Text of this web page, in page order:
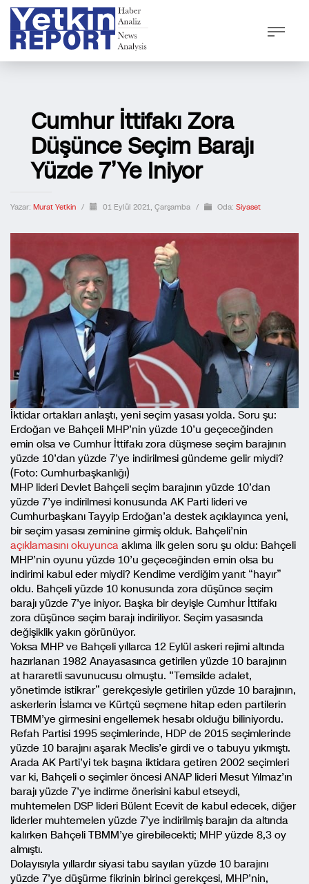
Cumhur İttifakı Zora
Düşünce Seçim Barajı
Yüzde 7’ye Iniyor
Yazar: Murat Yetkin / 01 Eylül 2021, Çarşamba / Oda: Siyaset
İktidar ortakları anlaştı, yeni seçim yasası yolda. Soru şu:
Erdoğan ve Bahçeli MHP’nin yüzde 10’u geçeceğinden
emin olsa ve Cumhur İttifakı zora düşmese seçim barajının
yüzde 10’dan yüzde 7’ye indirilmesi gündeme gelir miydi?
(Foto: Cumhurbaşkanlığı)
MHP lideri Devlet Bahçeli seçim barajının yüzde 10’dan
yüzde 7’ye indirilmesi konusunda AK Parti lideri ve
Cumhurbaşkanı Tayyip Erdoğan’a destek açıklayınca yeni,
bir seçim yasası zeminine girmiş olduk. Bahçeli’nin
açıklamasını okuyunca aklıma ilk gelen soru şu oldu: Bahçeli
MHP’nin oyunu yüzde 10’u geçeceğinden emin olsa bu
indirimi kabul eder miydi? Kendime verdiğim yanıt “hayır”
oldu. Bahçeli yüzde 10 konusunda zora düşünce seçim
barajı yüzde 7’ye iniyor. Başka bir deyişle Cumhur İttifakı
zora düşünce seçim barajı indiriliyor. Seçim yasasında
değişiklik yakın görünüyor.
Yoksa MHP ve Bahçeli yıllarca 12 Eylül askeri rejimi altında
hazırlanan 1982 Anayasasınca getirilen yüzde 10 barajının
at hararetli savunucusu olmuştu. “Temsilde adalet,
yönetimde istikrar” gerekçesiyle getirilen yüzde 10 barajının,
askerlerin İslamcı ve Kürtçü seçmene hitap eden partilerin
TBMM’ye girmesini engellemek hesabı olduğu biliniyordu.
Refah Partisi 1995 seçimlerinde, HDP de 2015 seçimlerinde
yüzde 10 barajını aşarak Meclis’e girdi ve o tabuyu yıkmıştı.
Arada AK Parti’yi tek başına iktidara getiren 2002 seçimleri
var ki, Bahçeli o seçimler öncesi ANAP lideri Mesut Yılmaz’ın
barajı yüzde 7’ye indirme önerisini kabul etseydi,
muhtemelen DSP lideri Bülent Ecevit de kabul edecek, diğer
liderler muhtemelen yüzde 7’ye indirilmiş barajın da altında
kalırken Bahçeli TBMM’ye girebilecekti; MHP yüzde 8,3 oy
almıştı.
Dolayısıyla yıllardır siyasi tabu sayılan yüzde 10 barajını
yüzde 7’ye düşürme fikrinin birinci gerekçesi, MHP’nin,